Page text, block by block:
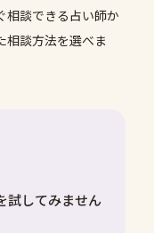
相談できる占い師か
相談方法を選べま
試してみません